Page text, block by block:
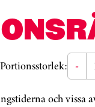
Portionsstorlek: -
och vissa